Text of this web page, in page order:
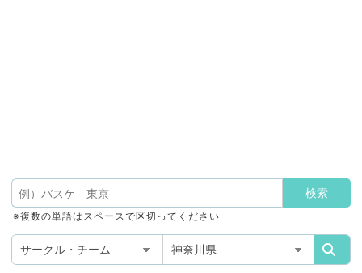
※複数の単語はスペースで区切ってください